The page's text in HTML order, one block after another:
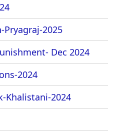
Pryagraj-2025
Dec 2024
2024
Khalistani-2024